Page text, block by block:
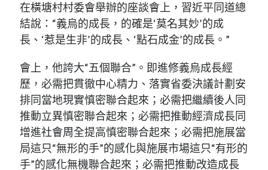
在橫塘村村委會舉辦的座談會上，習近平同道總
結說：“義烏的成長，的確是‘莫名其妙’的成
長、‘惹是生非’的成長、‘點石成金’的成長。”
會上，他誇大“五個聯合”。即進修義烏成長經
歷，必需把貫徹中心精力、落實省委決議計劃安
排同當地現實慎密聯合起來；必需把繼續後人同
推動立異慎密聯合起來；必需把推動經濟成長同
增進社會周全提高慎密聯合起來；必需把施展當
局這只“無形的手”的感化與施展市場這只“有形的
手”的感化無機聯合起來；必需把推動改造成長